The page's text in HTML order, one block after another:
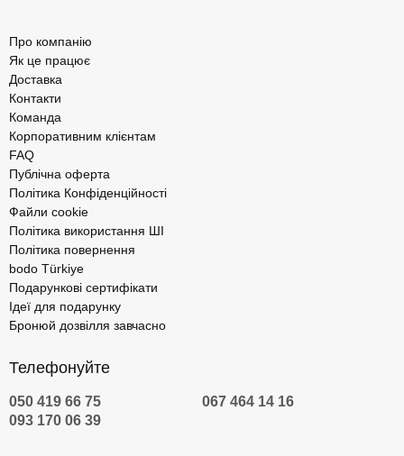
Про компанію
Як це працює
Доставка
Контакти
Команда
Корпоративним клієнтам
FAQ
Публічна оферта
Політика Конфіденційності
Файли cookie
Політика використання ШІ
Політика повернення
bodo Türkiye
Подарункові сертифікати
Ідеї для подарунку
Бронюй дозвілля завчасно
Телефонуйте
050 419 66 75
067 464 14 16
093 170 06 39